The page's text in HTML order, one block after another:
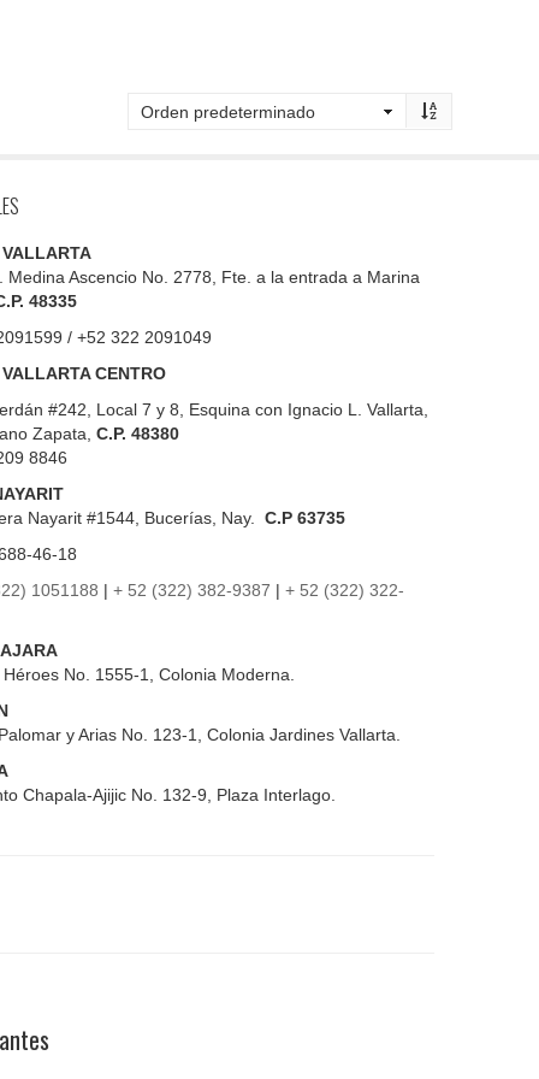
Medina Ascencio No. 2778, Fte. a la entrada a Marina
48335
/ +52 322 2091049
CENTRO
#242, Local 7 y 8, Esquina con Ignacio L. Vallarta,
Zapata, C.P. 48380
8846
Nayarit #1544, Bucerías, Nay. C.P 63735
46-18
1051188 | + 52 (322) 382-9387 | + 52 (322) 322-
Héroes No. 1555-1, Colonia Moderna.
y Arias No. 123-1, Colonia Jardines Vallarta.
Chapala-Ajijic No. 132-9, Plaza Interlago.